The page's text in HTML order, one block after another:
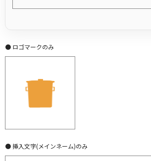
● ロゴマークのみ
● 挿入文字(メインネーム)のみ